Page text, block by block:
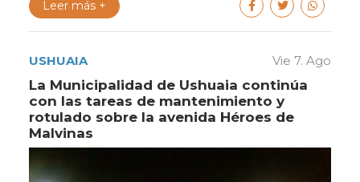
Leer más +
USHUAIA Vie 7. Ago
La Municipalidad de Ushuaia continúa
con las tareas de mantenimiento y
rotulado sobre la avenida Héroes de
Malvinas